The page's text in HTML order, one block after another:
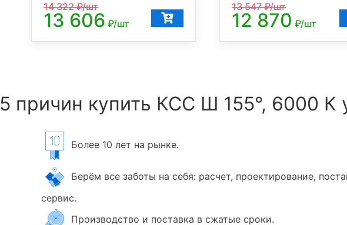
14 322₽/шт
13 606 ₽/шт
13 547₽/шт
12 870 ₽/шт
5 причин купить КСС Ш 155°, 6000 К
Более 10 лет на рынке.
Берём все заботы на себя: расчет, проектирование,
сервис.
Производство и поставка в сжатые сроки.